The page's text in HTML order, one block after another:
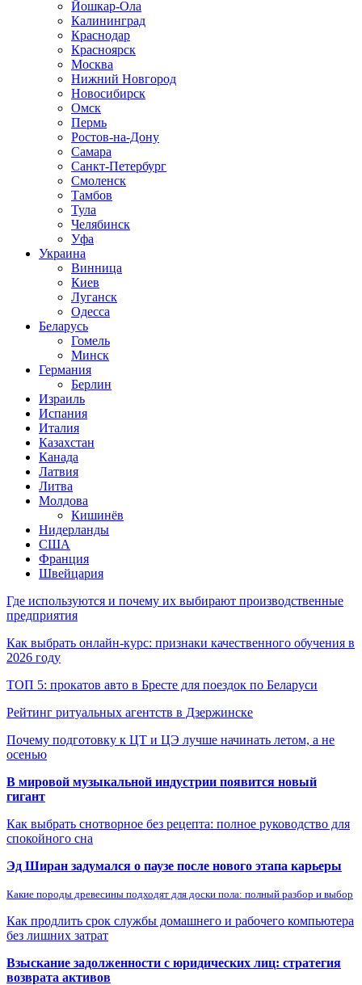
Йошкар-Ола
Калининград
Краснодар
Красноярск
Москва
Нижний Новгород
Новосибирск
Омск
Пермь
Ростов-на-Дону
Самара
Санкт-Петербург
Смоленск
Тамбов
Тула
Челябинск
Уфа
Украина
Винница
Киев
Луганск
Одесса
Беларусь
Гомель
Минск
Германия
Берлин
Израиль
Испания
Италия
Казахстан
Канада
Латвия
Литва
Молдова
Кишинёв
Нидерланды
США
Франция
Швейцария
Где используются и почему их выбирают производственные
предприятия
Как выбрать онлайн-курс: признаки качественного обучения в
2026 году
ТОП 5: прокатов авто в Бресте для поездок по Беларуси
Рейтинг ритуальных агентств в Дзержинске
Почему подготовку к ЦТ и ЦЭ лучше начинать летом, а не
осенью
В мировой музыкальной индустрии появится новый
гигант
Как выбрать снотворное без рецепта: полное руководство для
спокойного сна
Эд Ширан задумался о паузе после нового этапа карьеры
Какие породы древесины подходят для доски пола: полный разбор и выбор
Как продлить срок службы домашнего и рабочего компьютера
без лишних затрат
Взыскание задолженности с юридических лиц: стратегия
возврата активов